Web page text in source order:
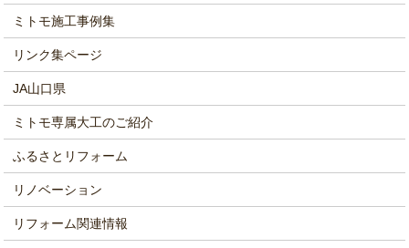
ミトモ施工事例集
リンク集ページ
JA山口県
ミトモ専属大工のご紹介
ふるさとリフォーム
リノベーション
リフォーム関連情報